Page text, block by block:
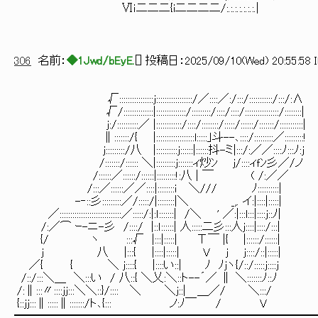
Ⅵｉ二二二{i二二二二/
306 名前： ◆1Jwd/bEyE. ] 投稿日： 2025/09/10(Wed) 20:55:58
√::::::::::::::::j:::::::::::::::::/／::::／:/:::/:::::::::::/:::/:Λ
√/::::::::::::::|::::::::::::::/:::::::::/::::/::::/::::::::::::::::/::::::::|
j:/::::::::::／ |::::::::::::/::::/::::::::/:::::/::::::/:::::::/:::::::::::|
∥:::::::/{ |::::::::::::::::::l:::::｣斗--､::::/:::::::::／:::::::::!
j:::::::::/八 |::::::::::j::::::|::::::抖-ミ|:::/:／／::::ﾉ:::ﾉ:j
/:::::::/:::::: ＼|:::::::::j:::::::ィ炒ﾝ j/::::ィｆﾝ彡／/ノ
/::::::／::::::/::::::|:::::::::!:八 | ￣ ( /:／／
/:::／::::::／／::::|::::::::ｉ ＼/// ﾉ::::::::::| 今
-‐::彡:::::::::／/:::::/|::::::::|＼ _,. イ:|::::|:::::|
／:::::::::::::::::::::::::::::／:::::/:|:ｌ:::::::| /＼ ' ／:|:::l:::|::::j::ﾉ|
/:／⌒ ｰ-ニ-彡 /::::/ |::ｌ::::::| 人:::::二彡:::人j::::|::::/:::|
{/ ヽ :::√ |:::|:::::| Τ￣ |{ |::::::/::::::|
j 八 |:::{ |::::|:::::| V j j::::/::|:::::|
／{ { ＼ j::::{ |::::い::| ﾉ ﾉjヽ{/::/:::::j::::j
/::/:::＼＿ ＼:::い / 八::{ ＼乂:＼::ト--´／ ∥ ＼:::::::ﾉ::ﾉ
/:∥:::〃::::jj:::＼＼::}/:::: ＼ ＼j::| ＿／/ ＼:::/
{::jj:::∥:::::∥:::::::/ト､{::: ノ:ﾉ￣ / V